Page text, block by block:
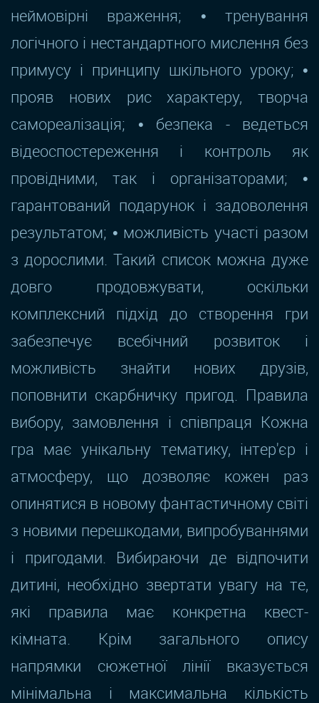
неймовірні враження; • тренування
логічного і нестандартного мислення без
примусу і принципу шкільного уроку; •
прояв нових рис характеру, творча
самореалізація; • безпека - ведеться
відеоспостереження і контроль як
провідними, так і організаторами; •
гарантований подарунок і задоволення
результатом; • можливість участі разом
з дорослими. Такий список можна дуже
довго продовжувати, оскільки
комплексний підхід до створення гри
забезпечує всебічний розвиток і
можливість знайти нових друзів,
поповнити скарбничку пригод. Правила
вибору, замовлення і співпраця Кожна
гра має унікальну тематику, інтер'єр і
атмосферу, що дозволяє кожен раз
опинятися в новому фантастичному світі
з новими перешкодами, випробуваннями
і пригодами. Вибираючи де відпочити
дитині, необхідно звертати увагу на те,
які правила має конкретна квест-
кімната. Крім загального опису
напрямки сюжетної лінії вказується
мінімальна і максимальна кількість